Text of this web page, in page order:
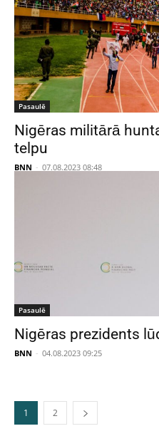
Pasaulē
Nigēras militārā
telpu
BNN - 07.08.2023 08:48
Pasaulē
Nigēras prezidents
BNN - 04.08.2023 09:25
1 2